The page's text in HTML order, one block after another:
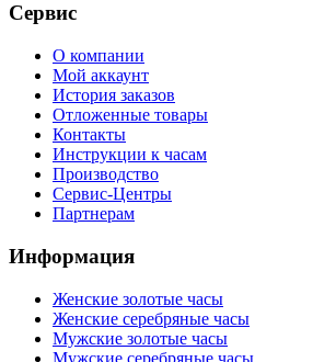
Сервис
О компании
Мой аккаунт
История заказов
Отложенные товары
Контакты
Инструкции к часам
Производство
Сервис-Центры
Партнерам
Информация
Женские золотые часы
Женские серебряные часы
Мужские золотые часы
Мужские серебряные часы